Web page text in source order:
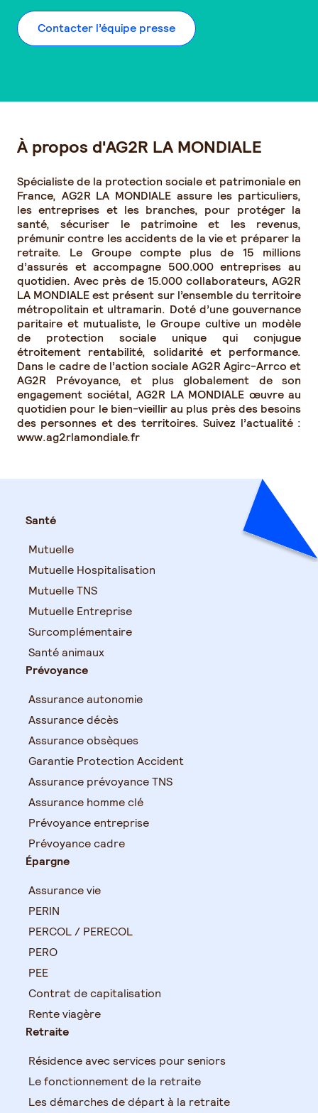
Contacter l’équipe presse
À propos d'AG2R LA MONDIALE
Spécialiste de la protection sociale et patrimoniale en
France, AG2R LA MONDIALE assure les particuliers,
les entreprises et les branches, pour protéger la
santé, sécuriser le patrimoine et les revenus,
prémunir contre les accidents de la vie et préparer la
retraite. Le Groupe compte plus de 15 millions
d’assurés et accompagne 500.000 entreprises au
quotidien. Avec près de 15.000 collaborateurs, AG2R
LA MONDIALE est présent sur l’ensemble du territoire
métropolitain et ultramarin. Doté d’une gouvernance
paritaire et mutualiste, le Groupe cultive un modèle
de protection sociale unique qui conjugue
étroitement rentabilité, solidarité et performance.
Dans le cadre de l’action sociale AG2R Agirc-Arrco et
AG2R Prévoyance, et plus globalement de son
engagement sociétal, AG2R LA MONDIALE œuvre au
quotidien pour le bien-vieillir au plus près des besoins
des personnes et des territoires. Suivez l’actualité :
www.ag2rlamondiale.fr
Santé
Mutuelle
Mutuelle Hospitalisation
Mutuelle TNS
Mutuelle Entreprise
Surcomplémentaire
Santé animaux
Prévoyance
Assurance autonomie
Assurance décès
Assurance obsèques
Garantie Protection Accident
Assurance prévoyance TNS
Assurance homme clé
Prévoyance entreprise
Prévoyance cadre
Épargne
Assurance vie
PERIN
PERCOL / PERECOL
PERO
PEE
Contrat de capitalisation
Rente viagère
Retraite
Résidence avec services pour seniors
Le fonctionnement de la retraite
Les démarches de départ à la retraite